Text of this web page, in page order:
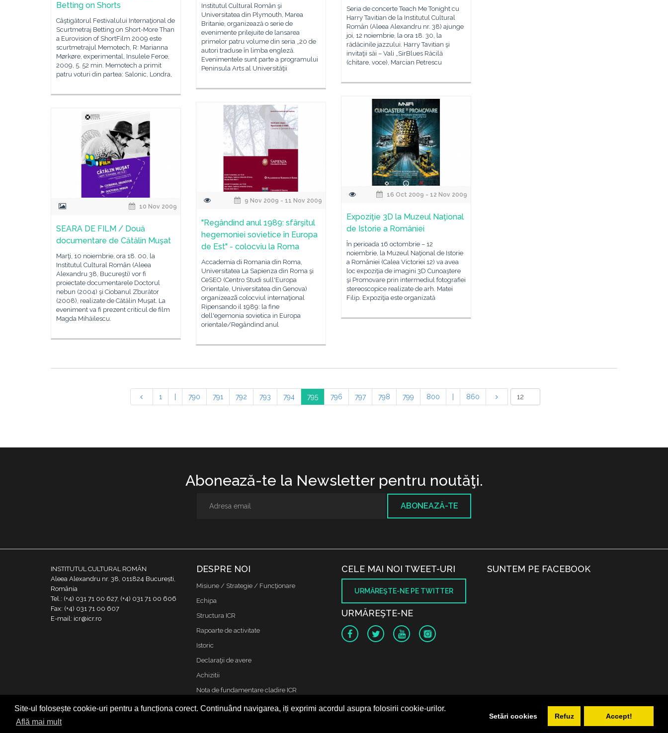
Site-ul folosește cookie-uri pentru a funcționa corect. Continuând navigarea, iți exprimi acordul asupra folosirii cookie-urilor.
Află mai mult
Setări cookies Refuz Accept!
Institutul Cultural Român şi
Universitatea din Plymouth, Marea
Britanie, organizează o serie de
evenimente prilejuite de lansarea
primelor patru volume din seria „20 de
autori traduse în limba engleză.
Evenimentele sunt parte a programului
Peninsula Arts al Universităţii
Betting on Shorts
Câştigătorul Festivalului Internaţional de
Scurtmetraj Betting on Short-More Than
a Eurovision of ShortFilm 2009 este
scurtmetrajul Memotech, R: Marianna
Mørkøre, experimental, Insulele Feroe,
2009, 5. 52 min. Memotech a primit
patru voturi din partea: Salonic, Londra,
Seria de concerte Teach Me Tonight cu
Harry Tavitian de la Institutul Cultural
Român (Aleea Alexandru nr. 38) ajunge
joi, 12 noiembrie, la ora 18. 30, la
rădăcinile jazzului. Harry Tavitian şi
invitaţii săi – Vali „SirBlues Răcilă
(chitare, voce), Marcian Petrescu
16 Oct 2009 - 12 Nov 2009
Expoziţie 3D la Muzeul Naţional
de Istorie a României
În perioada 16 octombrie – 12
noiembrie, la Muzeul Naţional de Istorie
a României (Calea Victoriei 12) va avea
loc expoziţia de imagini 3D Cunoaştere
şi Promovare prin intermediul fotografiei
stereoscopice realizate de arh. Matei
Filip. Expoziţia este organizată
9 Nov 2009 - 11 Nov 2009
"Regândind anul 1989: sfârşitul
hegemoniei sovietice în Europa
de Est" - colocviu la Roma
Accademia di Romania din Roma,
Universitatea La Sapienza din Roma şi
CeSEO (Centro Studi sull'Europa
Orientale, Universitatea din Genova)
organizeazã colocviul internaţional
Ripensando il 1989: la fine
dell'egemonia sovietica in Europa
orientale/Regândind anul
10 Nov 2009
SEARA DE FILM / Două
documentare de Cătălin Muşat
Marţi, 10 noiembrie, ora 18. 00, la
Institutul Cultural Român (Aleea
Alexandru 38, Bucureşti) vor fi
proiectate documentarele Doctorul
nebun (2004) şi Ciobanul Zburător
(2008), realizate de Cătălin Muşat. La
eveniment va fi prezent criticul de film
Magda Mihăilescu.
1 790 791 792 793 794 795 796 797 798 799 800 860
Abonează-te la Newsletter pentru noutăţi.
ABONEAZĂ-TE
INSTITUTUL CULTURAL ROMÂN
Aleea Alexandru nr. 38, 011824 București,
România
Tel.: (+4) 031 71 00 627, (+4) 031 71 00 606
Fax: (+4) 031 71 00 607
E-mail: icr@icr.ro
DESPRE NOI
Misiune / Strategie / Funcţionare
Echipa
Structura ICR
Rapoarte de activitate
Istoric
Declaraţii de avere
Achizitii
Nota de fundamentare cladire ICR
Contact
CELE MAI NOI TWEET-URI
URMĂREŞTE-NE PE TWITTER
URMĂREŞTE-NE
SUNTEM PE FACEBOOK